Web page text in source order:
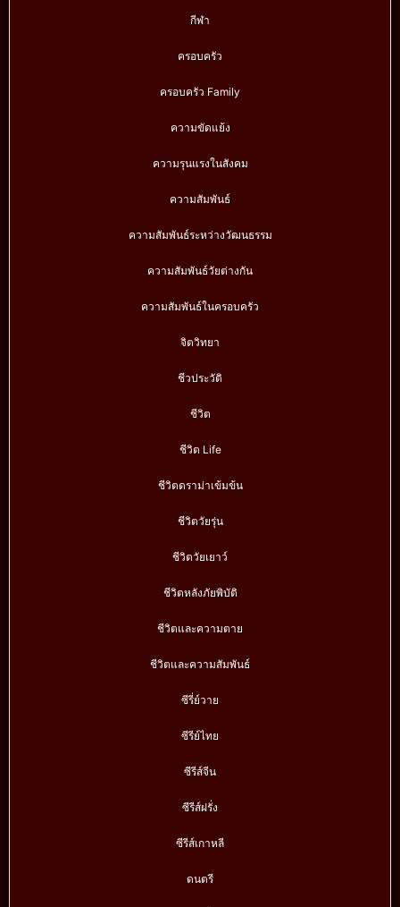
กีฬา
ครอบครัว
ครอบครัว Family
ความขัดแย้ง
ความรุนแรงในสังคม
ความสัมพันธ์
ความสัมพันธ์ระหว่างวัฒนธรรม
ความสัมพันธ์วัยต่างกัน
ความสัมพันธ์ในครอบครัว
จิตวิทยา
ชีวประวัติ
ชีวิต
ชีวิต Life
ชีวิตดราม่าเข้มข้น
ชีวิตวัยรุ่น
ชีวิตวัยเยาว์
ชีวิตหลังภัยพิบัติ
ชีวิตและความตาย
ชีวิตและความสัมพันธ์
ซีรี่ย์วาย
ซีรีย์ไทย
ซีรีส์จีน
ซีรีส์ฝรั่ง
ซีรีส์เกาหลี
ดนตรี